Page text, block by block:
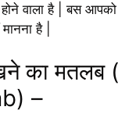
वाला है | बस आपको
है |
देखने का
–